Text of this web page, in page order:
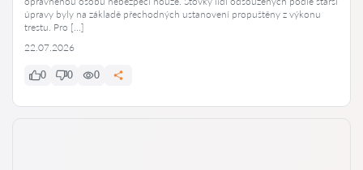
úpravy byly na základě přechodných ustanovení propuštěny z výkonu
trestu. Pro […]
22.07.2026
0 0 0